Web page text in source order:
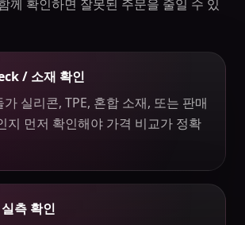
께 확인하면 잘못된 주문을 줄일 수 있
/ 소재 확인
실리콘, TPE, 혼합 소재, 또는 판매
지 먼저 확인해야 가격 비교가 정확
측 확인